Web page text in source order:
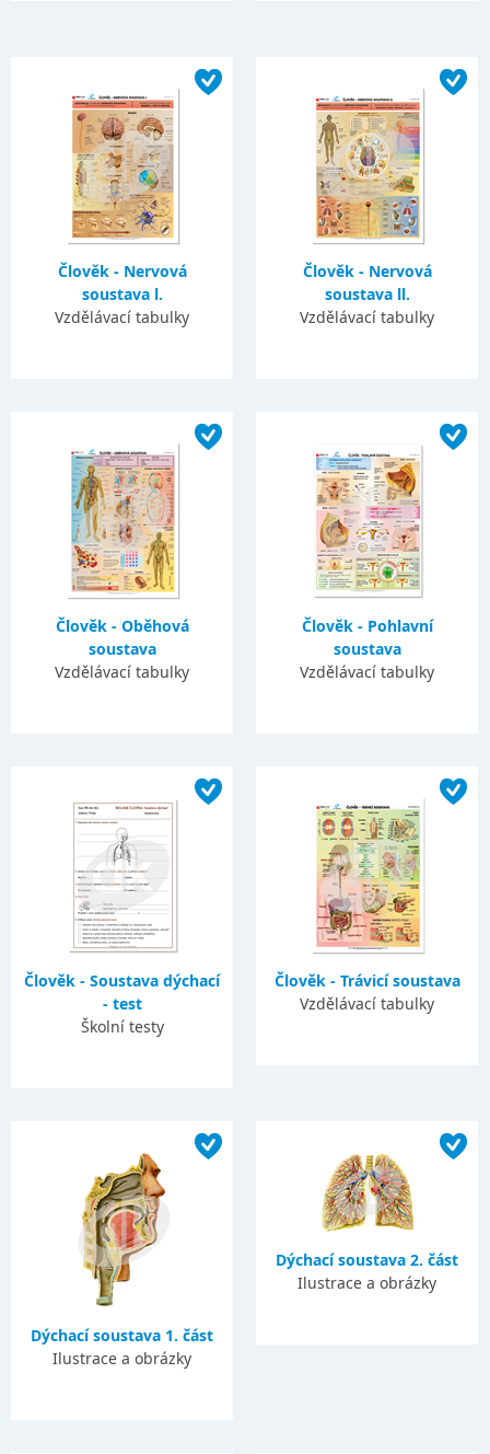
Člověk - Nervová
soustava l.
Vzdělávací tabulky
Člověk - Nervová
soustava ll.
Vzdělávací tabulky
Člověk - Oběhová
soustava
Vzdělávací tabulky
Člověk - Pohlavní
soustava
Vzdělávací tabulky
Člověk - Soustava dýchací
- test
Školní testy
Člověk - Trávicí soustava
Vzdělávací tabulky
Dýchací soustava 1. část
Ilustrace a obrázky
Dýchací soustava 2. část
Ilustrace a obrázky